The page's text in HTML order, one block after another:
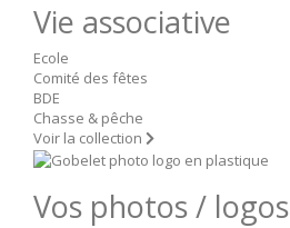
Vie associative
Ecole
Comité des fêtes
BDE
Chasse & pêche
Voir la collection
Vos photos / logos